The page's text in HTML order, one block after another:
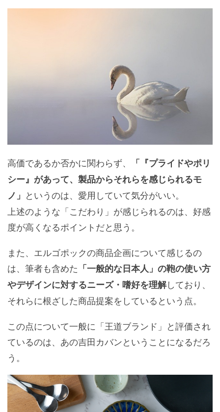
高価であるか否かに関わらず、
「『プライドやポリ
シー』があって、製品からそれらを感じられるモ
ノ」 というのは、愛用していて気分がいい。
上述のような「こだわり」が感じられるのは、好感
度が高くなるポイントだと思う。
また、エルゴポックの商品企画について感じるの
は、筆者も含めた 「一般的な日本人」の鞄の使い方
やデザインに対するニーズ・嗜好を理解しており、
それらに根ざした商品提案をしているという点。
この点について一般に「王道ブランド」と評価され
ているのは、あの吉田カバンということになるだろ
う。